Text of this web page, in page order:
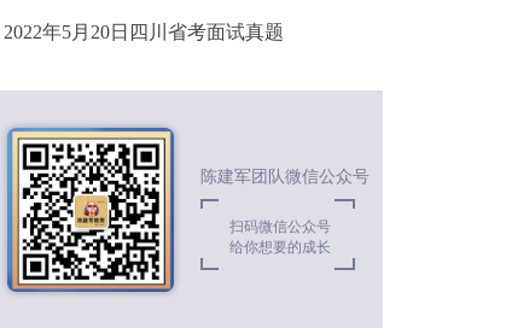
2022年5月20日四川省考面试真题
陈建军团队微信公众号
扫码微信公众号
给你想要的成长